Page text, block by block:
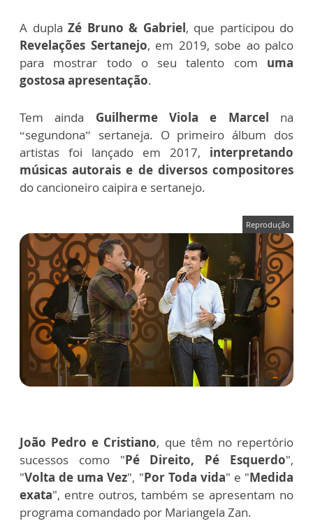
A dupla Zé Bruno & Gabriel, que participou do
Revelações Sertanejo, em 2019, sobe ao palco
para mostrar todo o seu talento com uma
gostosa apresentação.
Tem ainda Guilherme Viola e Marcel na
“segundona” sertaneja. O primeiro álbum dos
artistas foi lançado em 2017, interpretando
músicas autorais e de diversos compositores
do cancioneiro caipira e sertanejo.
Reprodução
João Pedro e Cristiano, que têm no repertório
sucessos como "Pé Direito, Pé Esquerdo",
"Volta de uma Vez", "Por Toda vida" e "Medida
exata", entre outros, também se apresentam no
programa comandado por Mariangela Zan.